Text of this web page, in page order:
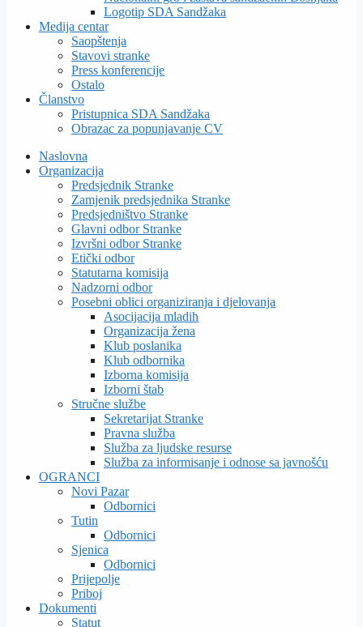
Logotip SDA Sandžaka
Medija centar
Saopštenja
Stavovi stranke
Press konferencije
Ostalo
Članstvo
Pristupnica SDA Sandžaka
Obrazac za popunjavanje CV
Naslovna
Organizacija
Predsjednik Stranke
Zamjenik predsjednika Stranke
Predsjedništvo Stranke
Glavni odbor Stranke
Izvršni odbor Stranke
Etički odbor
Statutarna komisija
Nadzorni odbor
Posebni oblici organiziranja i djelovanja
Asocijacija mladih
Organizacija žena
Klub poslanika
Klub odbornika
Izborna komisija
Izborni štab
Stručne službe
Sekretarijat Stranke
Pravna služba
Služba za ljudske resurse
Služba za informisanje i odnose sa javnošću
OGRANCI
Novi Pazar
Odbornici
Tutin
Odbornici
Sjenica
Odbornici
Prijepolje
Priboj
Dokumenti
Statut